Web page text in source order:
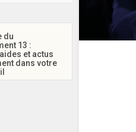
du
13 :
et actus
dans votre